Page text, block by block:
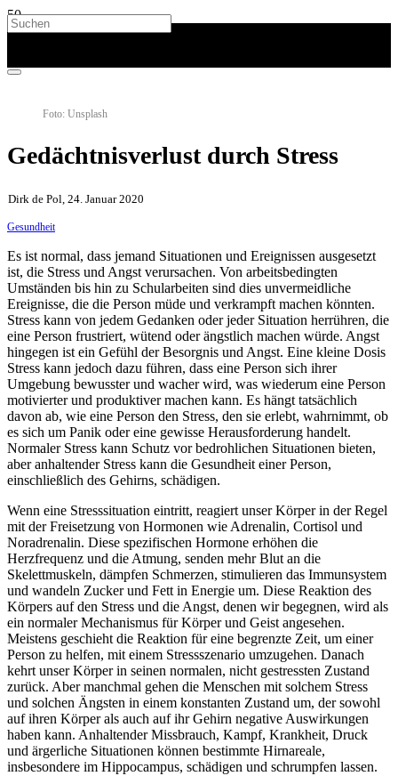
Foto: Unsplash
Gedächtnisverlust durch Stress
Dirk de Pol, 24. Januar 2020
Gesundheit
Es ist normal, dass jemand Situationen und Ereignissen ausgesetzt
ist, die Stress und Angst verursachen. Von arbeitsbedingten
Umständen bis hin zu Schularbeiten sind dies unvermeidliche
Ereignisse, die die Person müde und verkrampft machen könnten.
Stress kann von jedem Gedanken oder jeder Situation herrühren, die
eine Person frustriert, wütend oder ängstlich machen würde. Angst
hingegen ist ein Gefühl der Besorgnis und Angst. Eine kleine Dosis
Stress kann jedoch dazu führen, dass eine Person sich ihrer
Umgebung bewusster und wacher wird, was wiederum eine Person
motivierter und produktiver machen kann. Es hängt tatsächlich
davon ab, wie eine Person den Stress, den sie erlebt, wahrnimmt, ob
es sich um Panik oder eine gewisse Herausforderung handelt.
Normaler Stress kann Schutz vor bedrohlichen Situationen bieten,
aber anhaltender Stress kann die Gesundheit einer Person,
einschließlich des Gehirns, schädigen.
Wenn eine Stresssituation eintritt, reagiert unser Körper in der Regel
mit der Freisetzung von Hormonen wie Adrenalin, Cortisol und
Noradrenalin. Diese spezifischen Hormone erhöhen die
Herzfrequenz und die Atmung, senden mehr Blut an die
Skelettmuskeln, dämpfen Schmerzen, stimulieren das Immunsystem
und wandeln Zucker und Fett in Energie um. Diese Reaktion des
Körpers auf den Stress und die Angst, denen wir begegnen, wird als
ein normaler Mechanismus für Körper und Geist angesehen.
Meistens geschieht die Reaktion für eine begrenzte Zeit, um einer
Person zu helfen, mit einem Stressszenario umzugehen. Danach
kehrt unser Körper in seinen normalen, nicht gestressten Zustand
zurück. Aber manchmal gehen die Menschen mit solchem Stress
und solchen Ängsten in einem konstanten Zustand um, der sowohl
auf ihren Körper als auch auf ihr Gehirn negative Auswirkungen
haben kann. Anhaltender Missbrauch, Kampf, Krankheit, Druck
und ärgerliche Situationen können bestimmte Hirnareale,
insbesondere im Hippocampus, schädigen und schrumpfen lassen.